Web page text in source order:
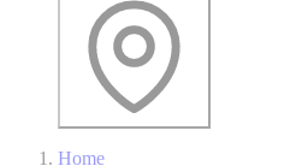
Home